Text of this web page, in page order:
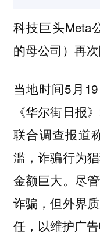
科技巨头Meta
的母公司）再次
当地时间5月
《华尔街日报
联合调查报道
滥，诈骗行为
金额巨大。尽
诈骗，但外界
任，以维护广告